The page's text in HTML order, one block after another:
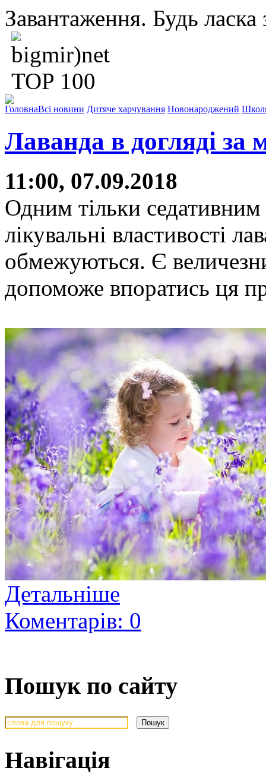
Завантаження. Будь ласка
ГоловнаВсі новини Дитяче харчування Новонароджений
Лаванда в догляді за
11:00, 07.09.2018
Одним тільки
лікувальні властивості
обмежуються. Є
допоможе впоратись ця
Детальніше
Коментарів: 0
Пошук по сайту
Навігація